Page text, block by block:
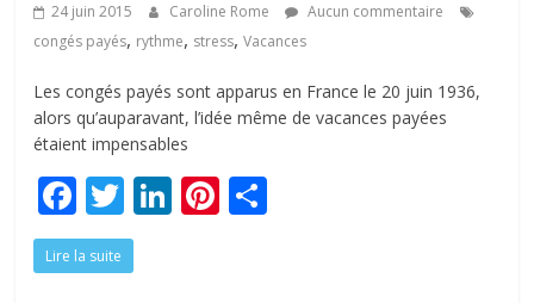
24 juin 2015 Caroline Rome
Aucun commentaire
congés payés, rythme, stress,Vacances
Les congés payés sont apparus en France le 20 juin 1936,
alors qu’auparavant, l’idée même de vacances payées
étaient impensables
F
ac
e
T
w
itt
Li Pi
Lire la suite